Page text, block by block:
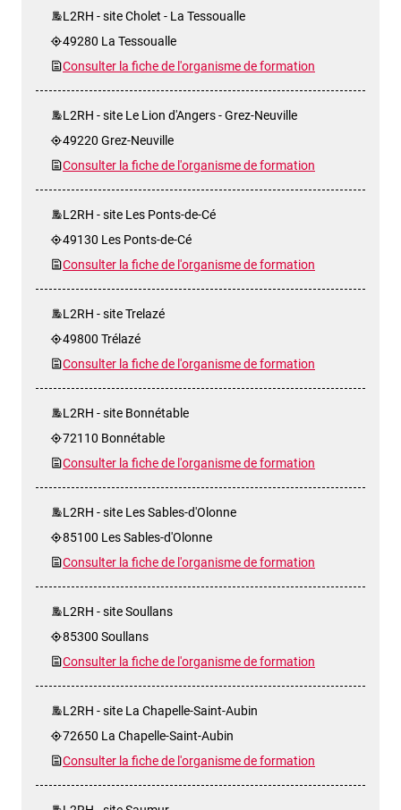
L2RH - site Cholet - La Tessoualle
49280 La Tessoualle
Consulter la fiche de l'organisme de formation
L2RH - site Le Lion d'Angers - Grez-Neuville
49220 Grez-Neuville
Consulter la fiche de l'organisme de formation
L2RH - site Les Ponts-de-Cé
49130 Les Ponts-de-Cé
Consulter la fiche de l'organisme de formation
L2RH - site Trelazé
49800 Trélazé
Consulter la fiche de l'organisme de formation
L2RH - site Bonnétable
72110 Bonnétable
Consulter la fiche de l'organisme de formation
L2RH - site Les Sables-d'Olonne
85100 Les Sables-d'Olonne
Consulter la fiche de l'organisme de formation
L2RH - site Soullans
85300 Soullans
Consulter la fiche de l'organisme de formation
L2RH - site La Chapelle-Saint-Aubin
72650 La Chapelle-Saint-Aubin
Consulter la fiche de l'organisme de formation